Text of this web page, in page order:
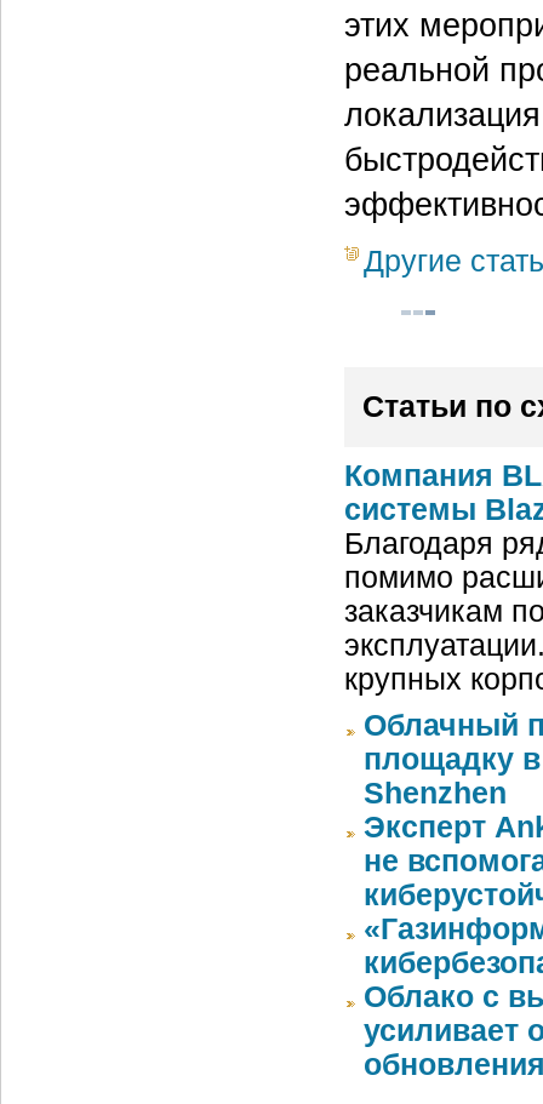
этих
реальной
Другие
Статьи по
Компания
системы
Благодаря
помимо
заказчикам
крупных
Облачный
площадку в
Shenzhen
Эксперт
не
Облако с
усиливает